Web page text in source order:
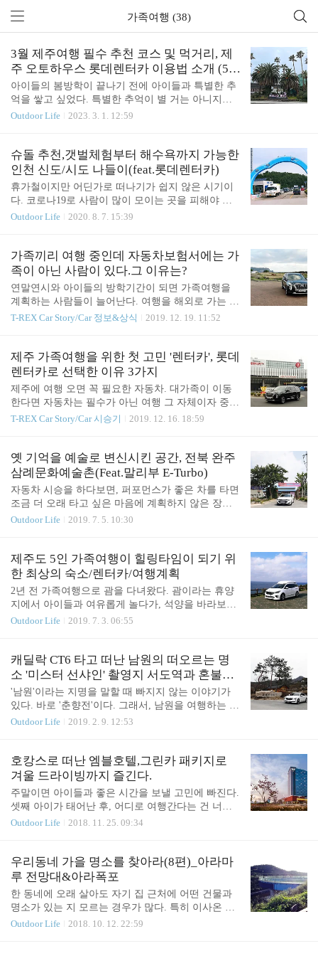
가족여행 (38)
3월 제주여행 필수 추천 코스 및 먹거리, 제
주 오토하우스 롯데렌터카 이용법 소개 (5인
가족 여행기)
아이들의 봄방학이 끝나기 전에 아이들과 특별한 추
억을 쌓고 싶었다. 특별한 추억이 별 거는 아니지만
아이들이 좋아하고 기억에 남을 경험이 있으면 좋겠
아닌 풀빌라에서 하루 종일 수영을 한 게 좋았다고
했다. 막둥이는 바다가 보고 싶다는 말을 했다. 둘째
는 외국이 아닌 곳에 비행기를 타고 싶다는 이야기
덧붙였다. 위의 이야기를 조합하면 나올 수 있는 장
소는 부산 아니면 여수, 제주도 정도의 여행지가 떠
올랐다. 고민할 필요가 없었다. 아이들의 봄방학은
게 중요했다.(여름에 가 본 제주였지만 겨울은 또 다
르니 그냥 무조건 가는 걸로....) 금요일 제주도 비행
기..
Outdoor Life 2023. 3. 1. 12:59
슈돌 추천,갯벌체험부터 해수욕까지 가능한
인천 신도/시도 나들이(feat.롯데렌터카)
휴가철이지만 어딘가로 떠나기가 쉽지 않은 시기이
다. 코로나19로 사람이 많이 모이는 곳을 피해야 하
고, 오랜 장마로 비를 피해 날짜를 정하기도 쉽지 않
는 생각이 들어 당일치기 가족나들이를 계획해 봤다.
휴가철이지만 어딘가로 떠나기가 쉽지 않은 시기이
다. 코로나19로 사람이 많이 모이는 곳을 피해야 하
고, 오랜 장마로 비를 피해 날짜를 정하기도 쉽지 않
기 때문이다. 하지만, 8월에 생신이신 아버지를 생각
하면 인적이 드문 곳으로 바닷바람을 쐬고 와야겠다
우선, 차를 배에 선적해서 이동하고, 입항한 섬에서
도 자차 이용이 가능하다는 점이 매력적였다. 거기에
배 타..
Outdoor Life 2020. 8. 7. 15:39
가족끼리 여행 중인데 자동차보험서에는 가
족이 아닌 사람이 있다.그 이유는?
연말연시와 아이들의 방학기간이 되면 가족여행을
계획하는 사람들이 늘어난다. 여행을 해외로 가는 경
우도 많아졌지만, 국내 여행의 경우에 빠질 수 없는
가 많다. 이때 자동차보험을 꼭 한 번 더 점검하길 바
란다. 자동차보험서에는 가족구성원으로 인정받지
못 하는 사람이 있기 때문이다. 자동차보험에 가족한
정특약이 있지만 모든 가족 구성원이 특약의 혜택을
받는 것은 아니기 때문에 범위에 대해 잘 알아둘 필
요가 있다. 가장 많은 실수를 하는 형재, 자매, 남매는
않는다. 가족한정의 범위는 부모, 나와 배우자, 자녀
(배우자의 자녀 포함)까지 즉 1촌까지만 인정되기 때
문이다..
T-REX Car Story/Car 정보&상식 2019. 12. 19. 11:52
제주 가족여행을 위한 첫 고민 '렌터카', 롯데
렌터카로 선택한 이유 3가지
제주에 여행 오면 꼭 필요한 자동차. 대가족이 이동
한다면 자동차는 필수가 아닌 여행 그 자체이자 중요
한 일부죠. 개인적으로 제주여행을 하면서 더 오랜
비행시간은 왕복해야 2시간도 안 되니까요. 아이 셋
과 함께 하는 제주여행은 아이들이 비행기를 경험할
수도 있고, 비행시간도 짧아 아이들이 지루해하지 않
아도 된다는 장점이 있어 자주 오곤 하죠. 하지만, 아
이 셋과 함께 하는 여행은 많은 부분에서 제한을 받
습니다. 일반적인 숙소는 4인 기준인 경우가 많고, 5
택하기가 어렵죠. 자동차도 아이가 어린 상황에서 카
시트를 세개를 설치할 차를 고르려고 한다면, 특별한
대안..
T-REX Car Story/Car 시승기 2019. 12. 16. 18:59
옛 기억을 예술로 변신시킨 공간, 전북 완주
삼례문화예술촌(Feat.말리부 E-Turbo)
자동차 시승을 하다보면, 퍼포먼스가 좋은 차를 타면
조금 더 오래 타고 싶은 마음에 계획하지 않은 장거
리여행을 하게 된다. 거기다가 연비까지 좋다면 여행
하면서 이런 마음이 들었다. 특별한 여행 계획이 있
던 게 아니였는데, 차를 조금 더 타고 싶은 마음에 전
북 완주군 삼례에 있는 삼례문화예술촌을 다녀오게
됐다. 삼례문화예술촌을 처음부터 목적지로 삼고 출
발한 여행은 아니였다. 전주나 다녀와야겠다고 출발
한 여행이 완주로 어떤 이유로든 바뀌고, 무계획으로
문화예술촌였다. 삼례문화예술촌은 일제강점기 때
수탈한 양곡을 보관하던 창고였다고 한다. 항구가 있
는..
Outdoor Life 2019. 7. 5. 10:30
제주도 5인 가족여행이 힐링타임이 되기 위
한 최상의 숙소/렌터카/여행계획
2년 전 가족여행으로 괌을 다녀왔다. 괌이라는 휴양
지에서 아이들과 여유롭게 놀다가, 석양을 바라보며
맥주 한 잔 할 상상으로 기대감이 컸다. 하지만, 현실
않다는 걸 알았다. 다행히도 첫째 아이가 비행기를
타고, 바다에서 수영을 했다는 기억을 하고 있어서
그나마 위안이 될 뿐... 그래서, 2년 만에 세운 가족여
행은 너무 멀지 않은 여행지에서 좋은 음식을 먹고,
호텔숙소에서 최대한 휴식을 하는 여행으로 계획했
다. 아이들이 좋아하는 비행기를 짧게라도 꼭 타고
도 '제주도'였다. 제주도행 비행기표는 성수기가 아니
여서 비싸지 않게 구할 수 있었고, 숙소 역시..
Outdoor Life 2019. 7. 3. 06:55
캐딜락 CT6 타고 떠난 남원의 떠오르는 명
소 '미스터 선샤인' 촬영지 서도역과 혼불문
학관
'남원'이라는 지명을 말할 때 빠지지 않는 이야기가
있다. 바로 '춘향전'이다. 그래서, 남원을 여행하는 사
람이라면 '춘향테마파크'는 빠지지 않고 꼭 방문해야
가 출연한 '미스터 선샤인'의 촬영지로 알려진 그 곳
이 가장 핫 플레이스로 자리잡고 있다. 녹슨 철길이
이어진 중간에는 목조로 건축된 서도역이 자리잡고
있다. 1934년에 준공되어 85년의 세월동안 자리를 지
킨 역사답게 고즈막한 여유로움과 지금은 사용되지
않는 장소지만 왠지 따뜻함까지 느껴지는 곳였다. 드
서 누군가를 기다리는 장면으로 유명한 곳이다.이 곳
에서 구동매는 짝사랑하는 애기씨(김태리)가 나타나
지 ..
Outdoor Life 2019. 2. 9. 12:53
호캉스로 떠난 엠블호텔,그린카 패키지로
겨울 드라이빙까지 즐긴다.
주말이면 아이들과 좋은 시간을 보낼 고민에 빠진다.
셋째 아이가 태어난 후, 어디로 여행간다는 건 너무
큰 모험이 됐기 때문이다. 그래서, 이번 여름에는 1년
추천하곤 한다. 호텔에 가서....다른 고민없이 휴식을
취하고 오라는 추천을 해주는 것이다. 호텔이라는 단
어에서 오는 부담감은 있었지만, 와이프와 나, 그리
아이들에게 새로운 변화와 휴식이 필요한 시기라는
건 느끼고 있었기에 호캉스를 떠나보기로 결심했다.
호캉스로 결정한 호텔은 '엠블호텔 고양'이다. 우선
Outdoor Life 2018. 11. 25. 09:34
우리동네 가을 명소를 찾아라(8편)_아라마
루 전망대&아라폭포
한 동네에 오래 살아도 자기 집 근처에 어떤 건물과
명소가 있는 지 모르는 경우가 많다. 특히 이사온 지
얼마 안 된 사람들은 더더욱 알기 힘들 것이다. 하지
Outdoor Life 2018. 10. 12. 22:59